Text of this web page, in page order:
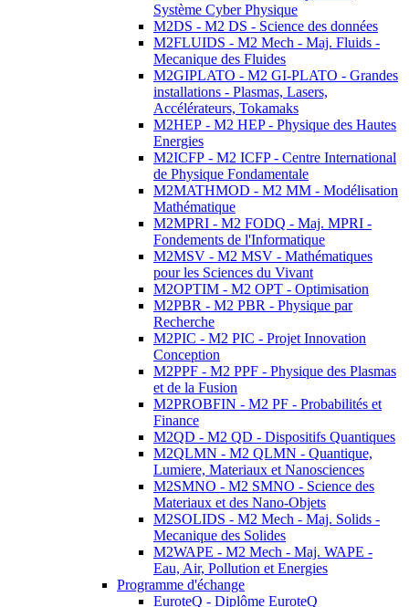
Système Cyber Physique
M2DS - M2 DS - Science des données
M2FLUIDS - M2 Mech - Maj. Fluids -
Mecanique des Fluides
M2GIPLATO - M2 GI-PLATO - Grandes
installations - Plasmas, Lasers,
Accélérateurs, Tokamaks
M2HEP - M2 HEP - Physique des Hautes
Energies
M2ICFP - M2 ICFP - Centre International
de Physique Fondamentale
M2MATHMOD - M2 MM - Modélisation
Mathématique
M2MPRI - M2 FODQ - Maj. MPRI -
Fondements de l'Informatique
M2MSV - M2 MSV - Mathématiques
pour les Sciences du Vivant
M2OPTIM - M2 OPT - Optimisation
M2PBR - M2 PBR - Physique par
Recherche
M2PIC - M2 PIC - Projet Innovation
Conception
M2PPF - M2 PPF - Physique des Plasmas
et de la Fusion
M2PROBFIN - M2 PF - Probabilités et
Finance
M2QD - M2 QD - Dispositifs Quantiques
M2QLMN - M2 QLMN - Quantique,
Lumiere, Materiaux et Nanosciences
M2SMNO - M2 SMNO - Science des
Materiaux et des Nano-Objets
M2SOLIDS - M2 Mech - Maj. Solids -
Mecanique des Solides
M2WAPE - M2 Mech - Maj. WAPE -
Eau, Air, Pollution et Energies
Programme d'échange
EuroteQ - Diplôme EuroteQ